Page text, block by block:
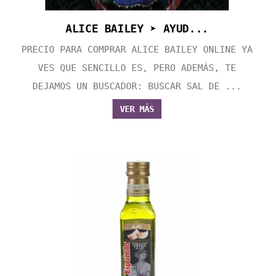
ALICE BAILEY ➤ AYUD...
PRECIO PARA COMPRAR ALICE BAILEY ONLINE YA
VES QUE SENCILLO ES, PERO ADEMÁS, TE
DEJAMOS UN BUSCADOR: BUSCAR SAL DE ...
VER MÁS